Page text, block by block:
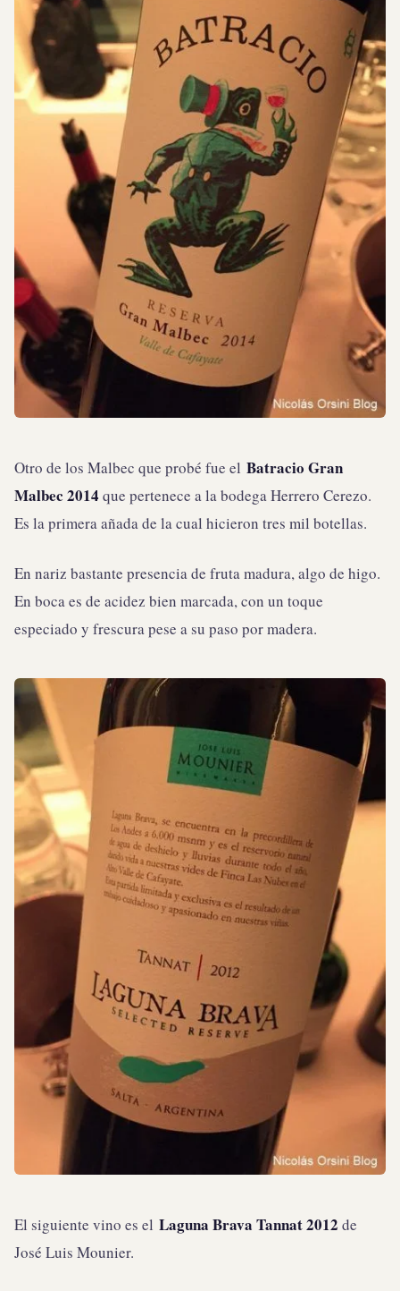
Otro de los Malbec que probé fue el Batracio Gran
Malbec 2014 que pertenece a la bodega Herrero Cerezo.
Es la primera añada de la cual hicieron tres mil botellas.
En nariz bastante presencia de fruta madura, algo de higo.
En boca es de acidez bien marcada, con un toque
especiado y frescura pese a su paso por madera.
El siguiente vino es el Laguna Brava Tannat 2012 de
José Luis Mounier.